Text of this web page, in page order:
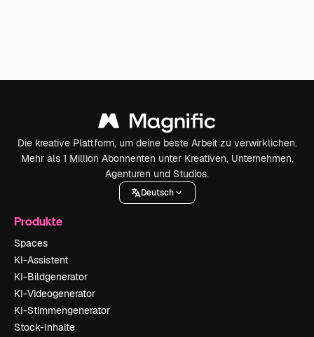
Die kreative Plattform, um deine beste Arbeit zu verwirklichen.
Mehr als 1 Million Abonnenten unter Kreativen, Unternehmen,
Agenturen und Studios.
Deutsch
Produkte
Spaces
KI-Assistent
KI-Bildgenerator
KI-Videogenerator
KI-Stimmengenerator
Stock-Inhalte